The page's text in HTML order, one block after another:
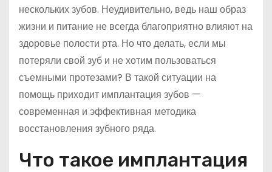
нескольких зубов. Неудивительно, ведь наш образ
жизни и питание не всегда благоприятно влияют на
здоровье полости рта. Но что делать, если мы
потеряли свой зуб и не хотим пользоваться
съемными протезами? В такой ситуации на
помощь приходит имплантация зубов —
современная и эффективная методика
восстановления зубного ряда.
Что такое имплантация